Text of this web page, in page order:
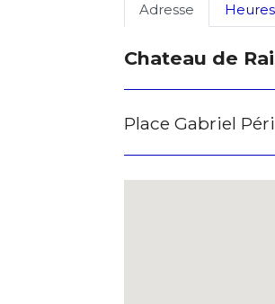
Adresse
Chateau de
Place Gabriel